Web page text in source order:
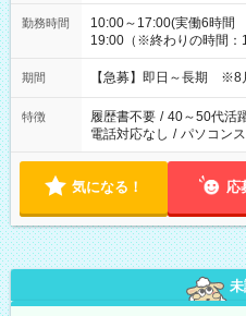
勤務時間
10:00～17:00(実働6時
19:00（※終わりの時間：
期間 【急募】即日～長期 ※8
特徴 履歴書不要 / 40～50代活
電話対応なし / パソコン
気になる！ 応